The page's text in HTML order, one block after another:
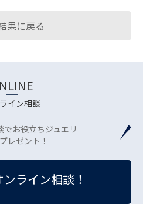
果に戻る
イン相談
でお役立ちジュエリ
レゼント！
ンライン相談！